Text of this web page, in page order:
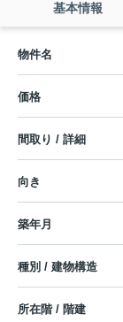
基本情報
物件名
価格
間取り / 詳細
向き
築年月
種別 / 建物構造
所在階 / 階建